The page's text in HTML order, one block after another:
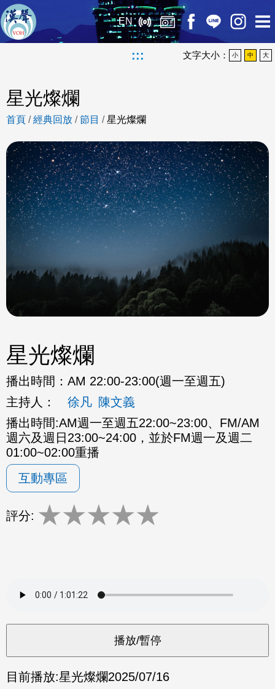
EN
::: 文字大小： 小 中 大
星光燦爛
首頁 /經典回放 /節目 /星光燦爛
星光燦爛
播出時間： AM 22:00-23:00(週一至週五)
主持人：
徐凡 陳文義
播出時間:AM週一至週五22:00~23:00、FM/AM
週六及週日23:00~24:00，並於FM週一及週二
01:00~02:00重播
互動專區
評分: ★★★★★
目前播放:星光燦爛2025/07/16